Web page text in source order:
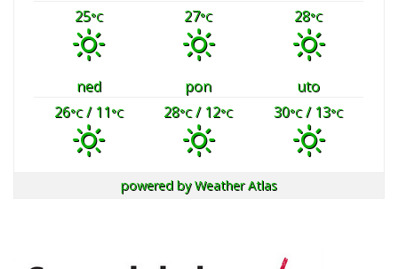
25°C 27°C 28°C
ned pon
uto
26°C/ 11°C 28°C/ 12°C 30°C/ 13°C
powered byWeather Atlas